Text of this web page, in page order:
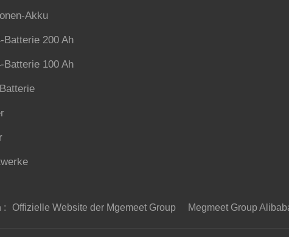
Akku
Batterie 200 Ah
Batterie 100 Ah
: Offizielle Website der Mgemeet Group Megmeet Group